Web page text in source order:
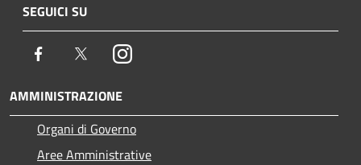
SEGUICI SU
Facebook TwitterInstagram
AMMINISTRAZIONE
Organi di Governo
Aree Amministrative